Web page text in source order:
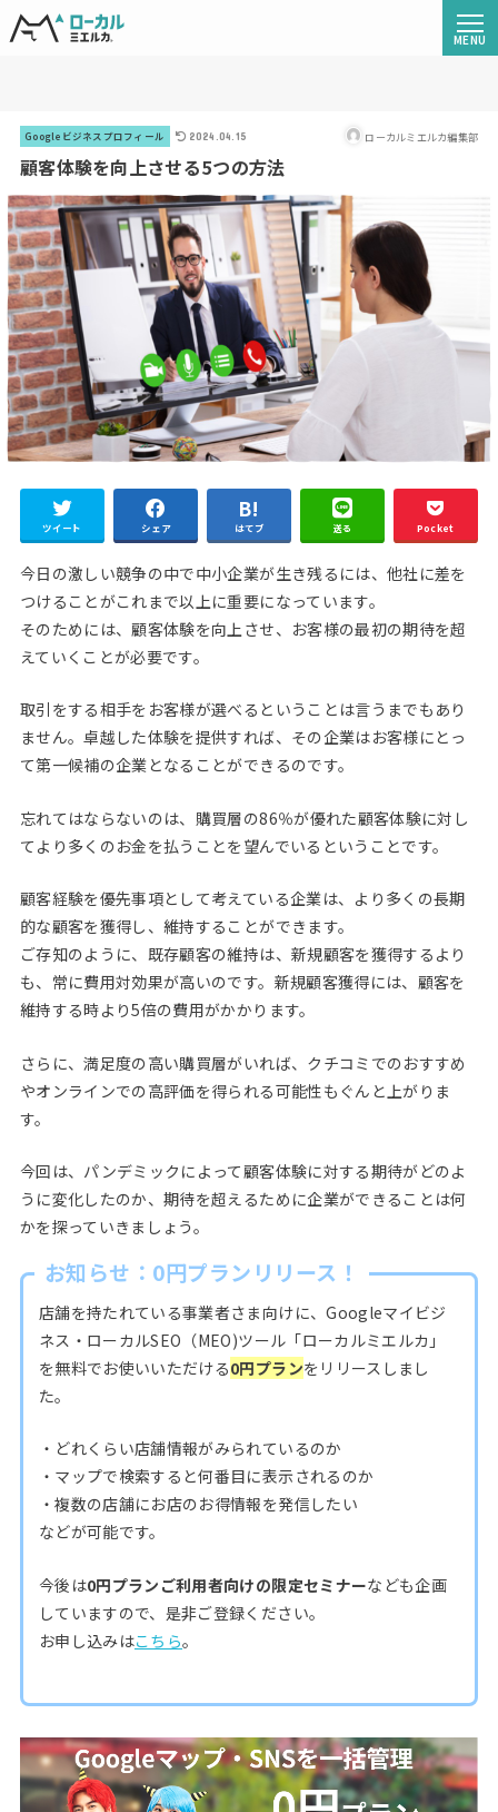
Googleビジネスプロフィール 2024.04.15 ローカルミエルカ編集部
顧客体験を向上させる5つの方法
ツイート シェア はてブ 送る Pocket
今日の激しい競争の中で中小企業が生き残るには、他社に差を
つけることがこれまで以上に重要になっています。
そのためには、顧客体験を向上させ、お客様の最初の期待を超
えていくことが必要です。
取引をする相手をお客様が選べるということは言うまでもあり
ません。卓越した体験を提供すれば、その企業はお客様にとっ
て第一候補の企業となることができるのです。
忘れてはならないのは、購買層の86％が優れた顧客体験に対し
てより多くのお金を払うことを望んでいるということです。
顧客経験を優先事項として考えている企業は、より多くの長期
的な顧客を獲得し、維持することができます。
ご存知のように、既存顧客の維持は、新規顧客を獲得するより
も、常に費用対効果が高いのです。新規顧客獲得には、顧客を
維持する時より5倍の費用がかかります。
さらに、満足度の高い購買層がいれば、クチコミでのおすすめ
やオンラインでの高評価を得られる可能性もぐんと上がりま
す。
今回は、パンデミックによって顧客体験に対する期待がどのよ
うに変化したのか、期待を超えるために企業ができることは何
かを探っていきましょう。
お知らせ：0円プランリリース！
店舗を持たれている事業者さま向けに、Googleマイビジ
ネス・ローカルSEO（MEO)ツール「ローカルミエルカ」
を無料でお使いいただける0円プランをリリースしまし
た。
・どれくらい店舗情報がみられているのか
・マップで検索すると何番目に表示されるのか
・複数の店舗にお店のお得情報を発信したい
などが可能です。
今後は0円プランご利用者向けの限定セミナーなども企画
していますので、是非ご登録ください。
お申し込みはこちら。